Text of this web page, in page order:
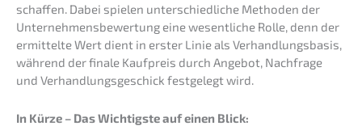
schaf­fen. Dabei spielen unter­schied­li­che Metho­den der
Unter­neh­mens­be­wer­tung eine wesent­li­che Rolle, denn der
ermit­tel­te Wert dient in erster Linie als Verhand­lungs­ba­sis,
während der finale Kaufpreis durch Angebot, Nachfra­ge
und Verhand­lungs­ge­schick festge­legt wird.
In Kürze – Das Wichtigs­te auf einen Blick: